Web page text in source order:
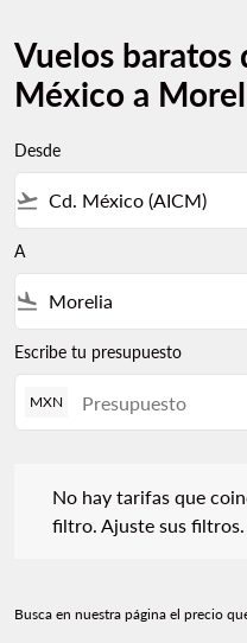
Vuelos baratos
México a
Desde
flight_takeoff
A
flight_land
Escribe tu presupuesto
MXN
No hay tarifas que
filtro. Ajuste sus filtros.
Busca en nuestra página el precio